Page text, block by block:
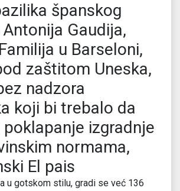
španskog
Gaudija,
u Barseloni,
zaštitom Uneska,
nadzora
koji bi trebalo da
izgradnje
normama,
El pais
u gotskom stilu, gradi se već 136